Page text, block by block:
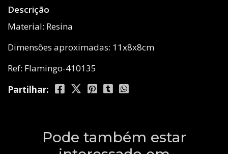
Descrição
Material: Resina
Dimensões aproximadas: 11x8x8cm
Ref: Flamingo-410135
Partilhar:
Pode também estar